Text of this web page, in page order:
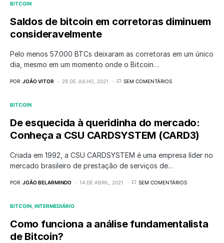
BITCOIN
Saldos de bitcoin em corretoras diminuem
consideravelmente
Pelo menos 57.000 BTCs deixaram as corretoras em um único
dia, mesmo em um momento onde o Bitcoin…
POR JOÃO VITOR 29 DE JULHO, 2021 SEM COMENTÁRIOS
BITCOIN
De esquecida à queridinha do mercado:
Conheça a CSU CARDSYSTEM (CARD3)
Criada em 1992, a CSU CARDSYSTEM é uma empresa líder no
mercado brasileiro de prestação de serviços de…
POR JOÃO BELARMINDO 14 DE ABRIL, 2021 SEM COMENTÁRIOS
BITCOIN INTERMEDIÁRIO
Como funciona a análise fundamentalista
de Bitcoin?